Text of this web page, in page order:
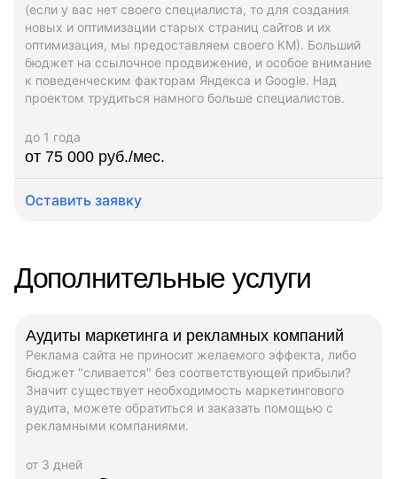
(если у вас нет своего специалиста, то для создания
новых и оптимизации старых страниц сайтов и их
оптимизация, мы предоставляем своего КМ). Больший
бюджет на ссылочное продвижение, и особое внимание
к поведенческим факторам Яндекса и Google. Над
проектом трудиться намного больше специалистов.
до 1 года
от 75 000 руб./мес.
Оставить заявку
Дополнительные услуги
Аудиты маркетинга и рекламных компаний
Реклама сайта не приносит желаемого эффекта, либо
бюджет "сливается" без соответствующей прибыли?
Значит существует необходимость маркетингового
аудита, можете обратиться и заказать помощью с
рекламными компаниями.
от 3 дней